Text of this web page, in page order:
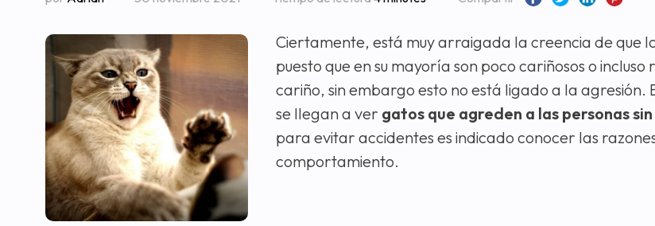
Ciertamente, está muy arraigada la creencia de que
puesto que en su mayoría son poco cariñosos o
cariño, sin embargo esto no está ligado a la agresión.
se llegan a ver gatos que agreden a las personas
para evitar accidentes es indicado conocer las
comportamiento.